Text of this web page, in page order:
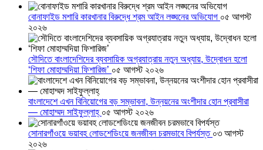
বোনাফাইড মশারি কারখানার বিরুদ্ধে শ্রম আইন লঙ্ঘনের অভিযোগ ০৫ আগস্ট
২০২৬
সৌদিতে বাংলাদেশিদের ব্যবসায়িক অগ্রযাত্রায় নতুন অধ্যায়, উদ্বোধন হলো
‘শিফা মোহাম্মদিয়া ফিশারিজ’ ০৫ আগস্ট ২০২৬
বাংলাদেশে এখন বিনিয়োগের বড় সম্ভাবনা, উন্নয়নের অংশীদার হোন প্রবাসীরা
— মোহাম্মদ সাইফুল্লাহ্ ০৫ আগস্ট ২০২৬
সোনারগাঁওয়ে ভয়াবহ লোডশেডিংয়ে জনজীবন চরমভাবে বিপর্যস্ত ০৩ আগস্ট
২০২৬